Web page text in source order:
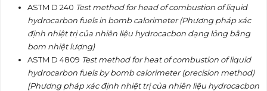
ASTM D 240 Test method for head of combustion of liquid
hydrocarbon fuels in bomb calorimeter (Phương pháp xác
định nhiệt trị của nhiên liệu hydrocacbon dạng lỏng bằng
bom nhiệt lượng)
ASTM D 4809 Test method for heat of combustion of liquid
hydrocarbon fuels by bomb calorimeter (precision method)
[Phương pháp xác định nhiệt trị của nhiên liệu hydrocacbon